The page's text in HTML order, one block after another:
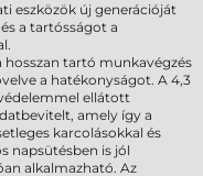
eszközök új generációját
a tartósságot a
tartó munkavégzés
a hatékonyságot. A 4,3
ellátott
amely így a
karcolásokkal és
napsütésben is jól
alkalmazható. Az